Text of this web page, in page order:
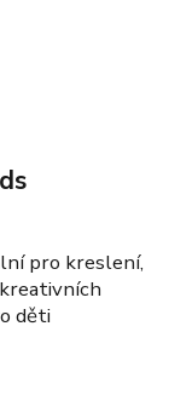
pro kreslení,
děti